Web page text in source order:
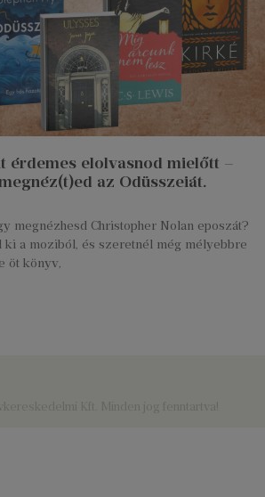
érdemes elolvasnod mielőtt –
az Odüsszeiát.
megnézhesd Christopher Nolan eposzát?
ki a moziból, és szeretnél még mélyebbre
öt könyv,